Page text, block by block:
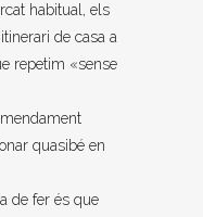
habitual, els
de casa a
repetim «sense
quasibé en
de fer és que